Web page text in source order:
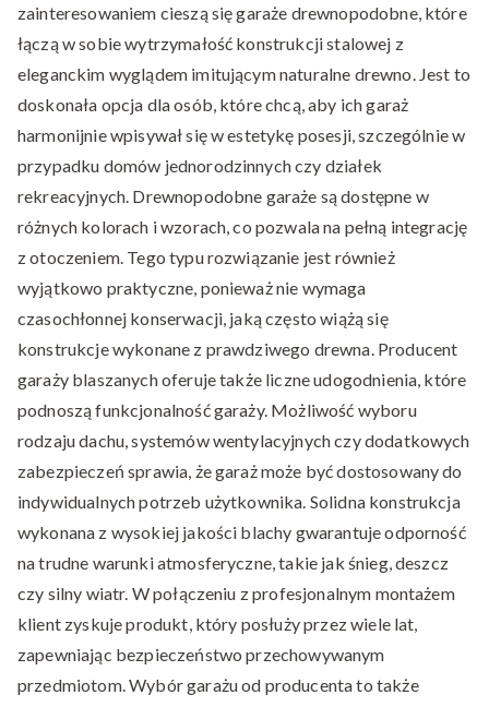
zainteresowaniem cieszą się garaże drewnopodobne, które
łączą w sobie wytrzymałość konstrukcji stalowej z
eleganckim wyglądem imitującym naturalne drewno. Jest to
doskonała opcja dla osób, które chcą, aby ich garaż
harmonijnie wpisywał się w estetykę posesji, szczególnie w
przypadku domów jednorodzinnych czy działek
rekreacyjnych. Drewnopodobne garaże są dostępne w
różnych kolorach i wzorach, co pozwala na pełną integrację
z otoczeniem. Tego typu rozwiązanie jest również
wyjątkowo praktyczne, ponieważ nie wymaga
czasochłonnej konserwacji, jaką często wiążą się
konstrukcje wykonane z prawdziwego drewna. Producent
garaży blaszanych oferuje także liczne udogodnienia, które
podnoszą funkcjonalność garaży. Możliwość wyboru
rodzaju dachu, systemów wentylacyjnych czy dodatkowych
zabezpieczeń sprawia, że garaż może być dostosowany do
indywidualnych potrzeb użytkownika. Solidna konstrukcja
wykonana z wysokiej jakości blachy gwarantuje odporność
na trudne warunki atmosferyczne, takie jak śnieg, deszcz
czy silny wiatr. W połączeniu z profesjonalnym montażem
klient zyskuje produkt, który posłuży przez wiele lat,
zapewniając bezpieczeństwo przechowywanym
przedmiotom. Wybór garażu od producenta to także